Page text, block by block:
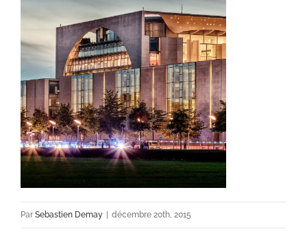
Par Sebastien Demay décembre 20th, 2015